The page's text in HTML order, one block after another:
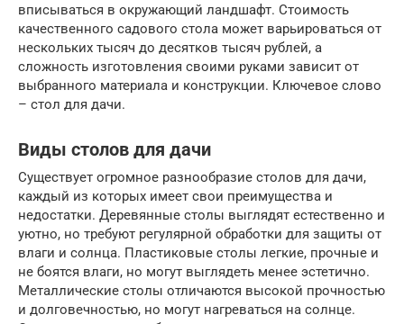
вписываться в окружающий ландшафт. Стоимость
качественного садового стола может варьироваться от
нескольких тысяч до десятков тысяч рублей, а
сложность изготовления своими руками зависит от
выбранного материала и конструкции. Ключевое слово
– стол для дачи.
Виды столов для дачи
Существует огромное разнообразие столов для дачи,
каждый из которых имеет свои преимущества и
недостатки. Деревянные столы выглядят естественно и
уютно, но требуют регулярной обработки для защиты от
влаги и солнца. Пластиковые столы легкие, прочные и
не боятся влаги, но могут выглядеть менее эстетично.
Металлические столы отличаются высокой прочностью
и долговечностью, но могут нагреваться на солнце.